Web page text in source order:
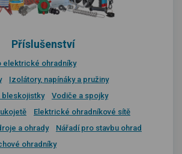
Příslušenství
elektrické ohradníky
Izolátory, napínáky a pružiny
bleskojistky
Vodiče a spojky
Elektrické ohradníkové sítě
a ohrady
Nářadí pro stavbu ohrad
ohradníky